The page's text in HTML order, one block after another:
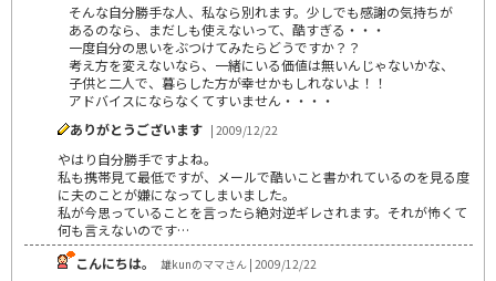
そんな自分勝手な人、私なら別れます。少しでも感謝の気持ちが
あるのなら、まだしも使えないって、酷すぎる・・・
一度自分の思いをぶつけてみたらどうですか？？
考え方を変えないなら、一緒にいる価値は無いんじゃないかな、
子供と二人で、暮らした方が幸せかもしれないよ！！
アドバイスにならなくてすいません・・・・
ありがとうございます | 2009/12/22
やはり自分勝手ですよね。
私も携帯見て最低ですが、メールで酷いこと書かれているのを見る度
に夫のことが嫌になってしまいました。
私が今思っていることを言ったら絶対逆ギレされます。それが怖くて
何も言えないのです…
こんにちは。
雄kunのママさん | 2009/12/22